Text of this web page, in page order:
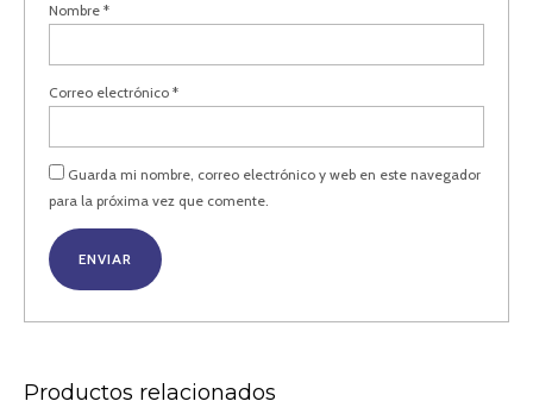
Nombre*
Correo electrónico*
Guarda mi nombre, correo electrónico y web en este navegador
para la próxima vez que comente.
Productos relacionados